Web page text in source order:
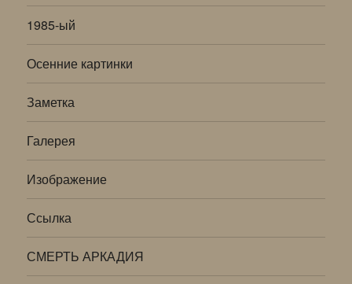
1985-ый
Осенние картинки
Заметка
Галерея
Изображение
Ссылка
СМЕРТЬ АРКАДИЯ